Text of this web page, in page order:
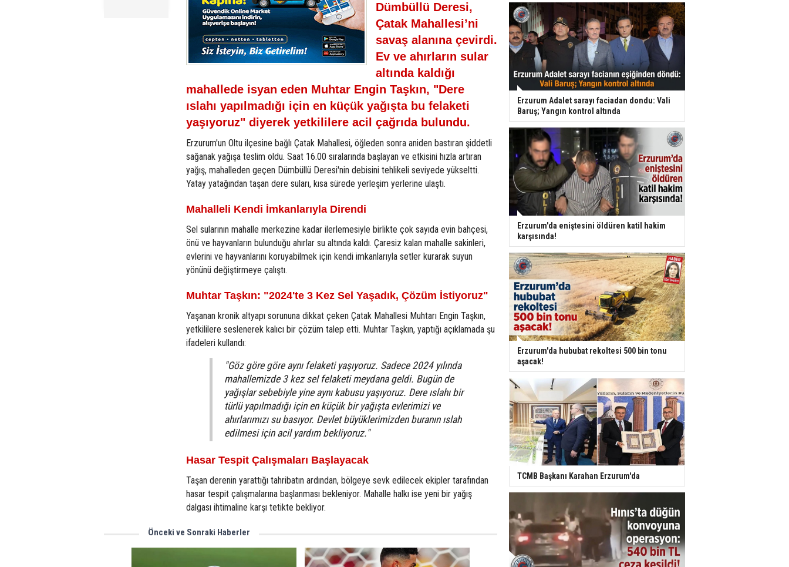
Dümbüllü Deresi,
Çatak Mahallesi’ni
savaş alanına çevirdi.
Ev ve ahırların sular
altında kaldığı
mahallede isyan eden Muhtar Engin Taşkın, "Dere
ıslahı yapılmadığı için en küçük yağışta bu felaketi
yaşıyoruz" diyerek yetkililere acil çağrıda bulundu.
Erzurum'un Oltu ilçesine bağlı Çatak Mahallesi, öğleden sonra aniden bastıran şiddetli
sağanak yağışa teslim oldu. Saat 16.00 sıralarında başlayan ve etkisini hızla artıran
yağış, mahalleden geçen Dümbüllü Deresi'nin debisini tehlikeli seviyede yükseltti.
Yatay yatağından taşan dere suları, kısa sürede yerleşim yerlerine ulaştı.
Mahalleli Kendi İmkanlarıyla Direndi
Sel sularının mahalle merkezine kadar ilerlemesiyle birlikte çok sayıda evin bahçesi,
önü ve hayvanların bulunduğu ahırlar su altında kaldı. Çaresiz kalan mahalle sakinleri,
evlerini ve hayvanlarını koruyabilmek için kendi imkanlarıyla setler kurarak suyun
yönünü değiştirmeye çalıştı.
Muhtar Taşkın: "2024'te 3 Kez Sel Yaşadık, Çözüm İstiyoruz"
Yaşanan kronik altyapı sorununa dikkat çeken Çatak Mahallesi Muhtarı Engin Taşkın,
yetkililere seslenerek kalıcı bir çözüm talep etti. Muhtar Taşkın, yaptığı açıklamada şu
ifadeleri kullandı:
"Göz göre göre aynı felaketi yaşıyoruz. Sadece 2024 yılında
mahallemizde 3 kez sel felaketi meydana geldi. Bugün de
yağışlar sebebiyle yine aynı kabusu yaşıyoruz. Dere ıslahı bir
türlü yapılmadığı için en küçük bir yağışta evlerimizi ve
ahırlarımızı su basıyor. Devlet büyüklerimizden buranın ıslah
edilmesi için acil yardım bekliyoruz."
Hasar Tespit Çalışmaları Başlayacak
Taşan derenin yarattığı tahribatın ardından, bölgeye sevk edilecek ekipler tarafından
hasar tespit çalışmalarına başlanması bekleniyor. Mahalle halkı ise yeni bir yağış
dalgası ihtimaline karşı tetikte bekliyor.
Önceki ve Sonraki Haberler
Erzurum Adalet sarayı faciadan dondu: Vali
Baruş; Yangın kontrol altında
Erzurum'da eniştesini öldüren katil hakim
karşısında!
Erzurum'da hububat rekoltesi 500 bin tonu
aşacak!
TCMB Başkanı Karahan Erzurum'da